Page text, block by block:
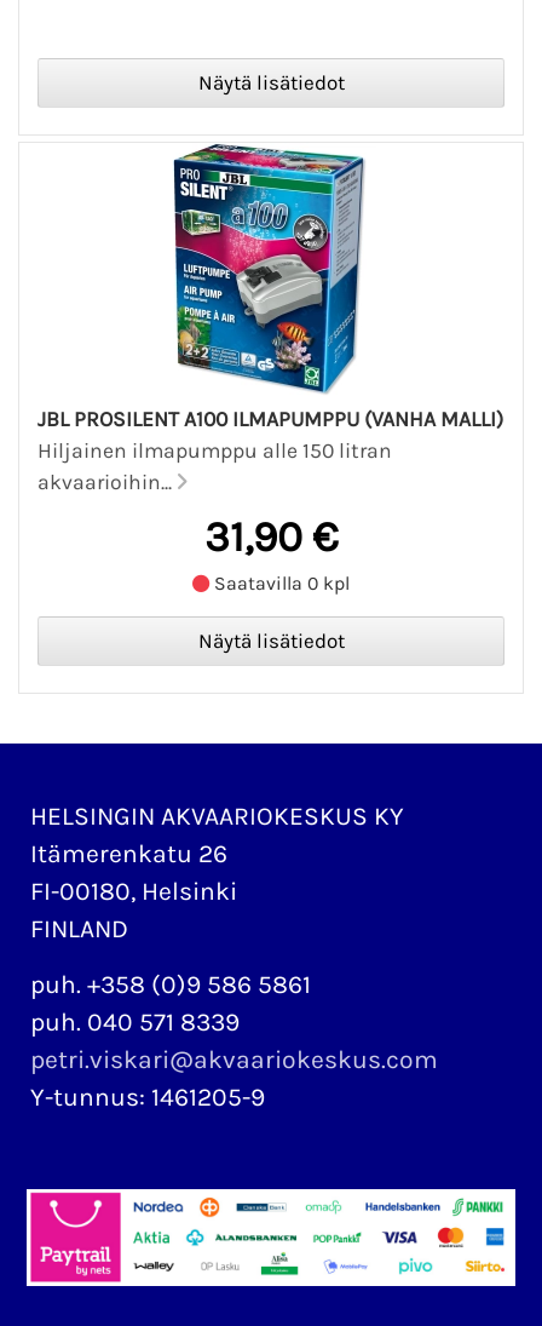
JBL PROSILENT A100 ILMAPUMPPU (VANHA MALLI)
Hiljainen ilmapumppu alle 150 litran
akvaarioihin...
31,90 €
Saatavilla 0 kpl
HELSINGIN AKVAARIOKESKUS KY
Itämerenkatu 26
FI-00180, Helsinki
FINLAND
puh. +358 (0)9 586 5861
puh. 040 571 8339
petri.viskari@akvaariokeskus.com
Y-tunnus: 1461205-9